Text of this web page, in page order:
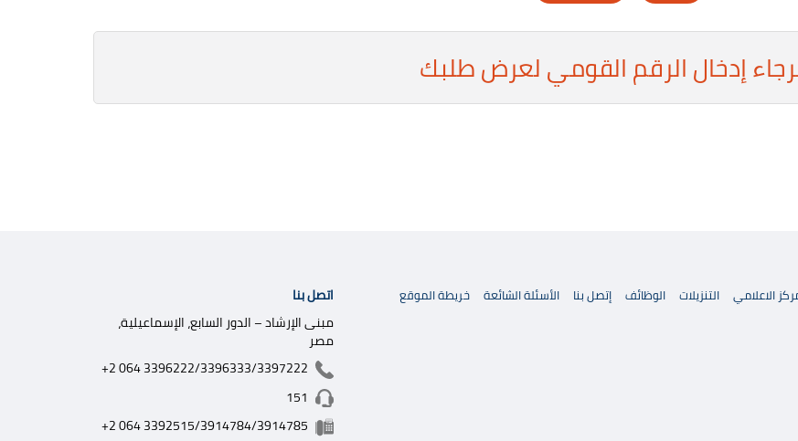
إدخال الرقم القومي لعرض طلبك
اتصل بنا
مبنى الإرشاد – الدور السابع، الإسماعيلية،
مصر
+2 064 3396222/3396333/3397222
151
+2 064 3392515/3914784/3914785
الاعلامي التنزيلات الوظائف إتصل بنا الأسئلة الشائعة
خريطة الموقع